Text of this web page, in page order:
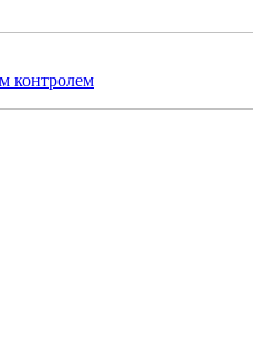
контролем